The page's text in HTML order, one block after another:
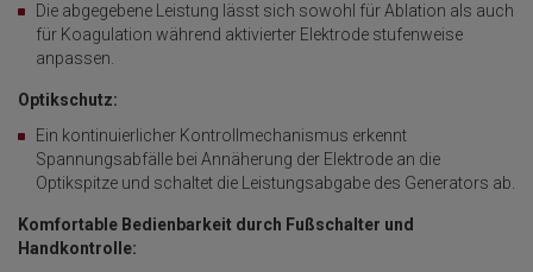
Die abgegebene Leistung lässt sich sowohl für Ablation als auch
für Koagulation während aktivierter Elektrode stufenweise
anpassen.
Optikschutz:
Ein kontinuierlicher Kontrollmechanismus erkennt
Spannungsabfälle bei Annäherung der Elektrode an die
Optikspitze und schaltet die Leistungsabgabe des Generators ab.
Komfortable Bedienbarkeit durch Fußschalter und
Handkontrolle: